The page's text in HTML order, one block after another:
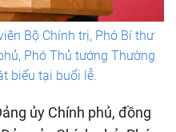
Bộ Chính trị, Phó Bí thư
Phó Thủ tướng Thường
biểu tại buổi lễ.
ủy Chính phủ, đồng